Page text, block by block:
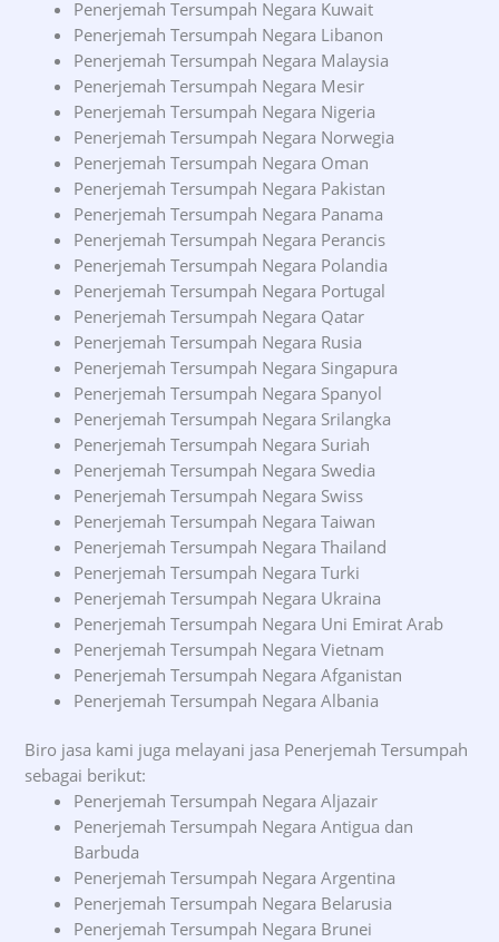
Penerjemah Tersumpah Negara Kuwait
Penerjemah Tersumpah Negara Libanon
Penerjemah Tersumpah Negara Malaysia
Penerjemah Tersumpah Negara Mesir
Penerjemah Tersumpah Negara Nigeria
Penerjemah Tersumpah Negara Norwegia
Penerjemah Tersumpah Negara Oman
Penerjemah Tersumpah Negara Pakistan
Penerjemah Tersumpah Negara Panama
Penerjemah Tersumpah Negara Perancis
Penerjemah Tersumpah Negara Polandia
Penerjemah Tersumpah Negara Portugal
Penerjemah Tersumpah Negara Qatar
Penerjemah Tersumpah Negara Rusia
Penerjemah Tersumpah Negara Singapura
Penerjemah Tersumpah Negara Spanyol
Penerjemah Tersumpah Negara Srilangka
Penerjemah Tersumpah Negara Suriah
Penerjemah Tersumpah Negara Swedia
Penerjemah Tersumpah Negara Swiss
Penerjemah Tersumpah Negara Taiwan
Penerjemah Tersumpah Negara Thailand
Penerjemah Tersumpah Negara Turki
Penerjemah Tersumpah Negara Ukraina
Penerjemah Tersumpah Negara Uni Emirat Arab
Penerjemah Tersumpah Negara Vietnam
Penerjemah Tersumpah Negara Afganistan
Penerjemah Tersumpah Negara Albania
Biro jasa kami juga melayani jasa Penerjemah Tersumpah
sebagai berikut:
Penerjemah Tersumpah Negara Aljazair
Penerjemah Tersumpah Negara Antigua dan
Barbuda
Penerjemah Tersumpah Negara Argentina
Penerjemah Tersumpah Negara Belarusia
Penerjemah Tersumpah Negara Brunei